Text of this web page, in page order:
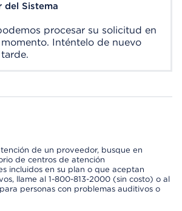
del Sistema
procesar su solicitud en
momento. Inténtelo de nuevo
de un proveedor, busque en
de centros de atención
incluidos en su plan o que aceptan
llame al 1-800-813-2000 (sin costo) o al
personas con problemas auditivos o